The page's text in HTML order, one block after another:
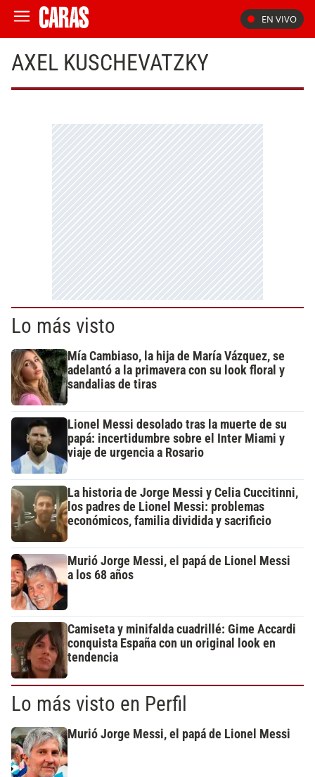
EN VIVO
AXEL KUSCHEVATZKY
Lo más visto
Mía Cambiaso, la hija de María Vázquez, se
adelantó a la primavera con su look floral y
sandalias de tiras
Lionel Messi desolado tras la muerte de su
papá: incertidumbre sobre el Inter Miami y
viaje de urgencia a Rosario
La historia de Jorge Messi y Celia Cuccitinni,
los padres de Lionel Messi: problemas
económicos, familia dividida y sacrificio
Murió Jorge Messi, el papá de Lionel Messi
a los 68 años
Camiseta y minifalda cuadrillé: Gime Accardi
conquista España con un original look en
tendencia
Lo más visto en Perfil
Murió Jorge Messi, el papá de Lionel Messi